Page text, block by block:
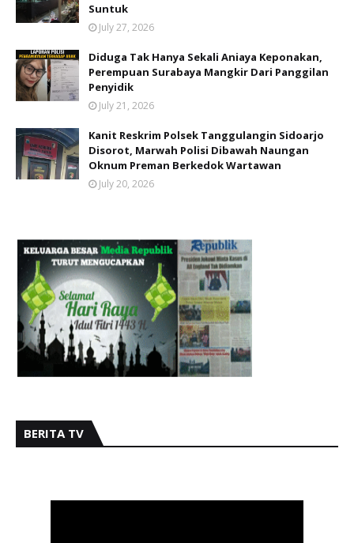
Suntuk
July 27, 2026
Diduga Tak Hanya Sekali Aniaya Keponakan,
Perempuan Surabaya Mangkir Dari Panggilan
Penyidik
July 21, 2026
Kanit Reskrim Polsek Tanggulangin Sidoarjo
Disorot, Marwah Polisi Dibawah Naungan
Oknum Preman Berkedok Wartawan
July 20, 2026
BERITA TV